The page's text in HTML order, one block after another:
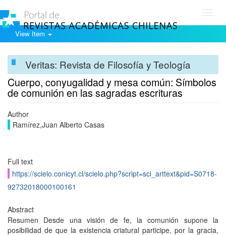
View Item
Veritas: Revista de Filosofía y Teología
Cuerpo, conyugalidad y mesa común: Símbolos
de comunión en las sagradas escrituras
Author
Ramírez,Juan Alberto Casas
Full text
https://scielo.conicyt.cl/scielo.php?script=sci_arttext&pid=S0718-
92732018000100161
Abstract
Resumen Desde una visión de fe, la comunión supone la
posibilidad de que la existencia criatural participe, por la gracia,